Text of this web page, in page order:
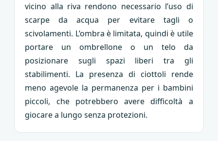
vicino alla riva rendono necessario l’uso di
scarpe da acqua per evitare tagli o
scivolamenti. L’ombra è limitata, quindi è utile
portare un ombrellone o un telo da
posizionare sugli spazi liberi tra gli
stabilimenti. La presenza di ciottoli rende
meno agevole la permanenza per i bambini
piccoli, che potrebbero avere difficoltà a
giocare a lungo senza protezioni.